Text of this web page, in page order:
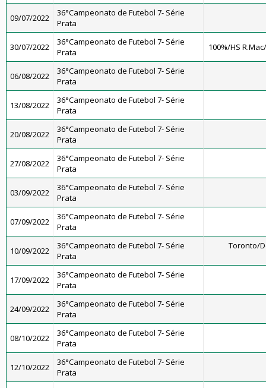
09/07/2022
36°Campeonato de Futebol 7- Série
Prata
30/07/2022
36°Campeonato de Futebol 7- Série
Prata
100%/HS
06/08/2022
36°Campeonato de Futebol 7- Série
Prata
13/08/2022
36°Campeonato de Futebol 7- Série
Prata
20/08/2022
36°Campeonato de Futebol 7- Série
Prata
27/08/2022
36°Campeonato de Futebol 7- Série
Prata
03/09/2022
36°Campeonato de Futebol 7- Série
Prata
07/09/2022
36°Campeonato de Futebol 7- Série
Prata
10/09/2022
36°Campeonato de Futebol 7- Série
Prata
Toronto/
17/09/2022
36°Campeonato de Futebol 7- Série
Prata
24/09/2022
36°Campeonato de Futebol 7- Série
Prata
08/10/2022
36°Campeonato de Futebol 7- Série
Prata
12/10/2022
36°Campeonato de Futebol 7- Série
Prata